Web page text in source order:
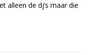
alleen de dj’s maar die